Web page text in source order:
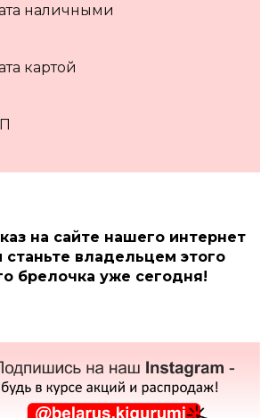
наличными
картой
на сайте нашего интернет
станьте владельцем этого
брелочка уже сегодня!